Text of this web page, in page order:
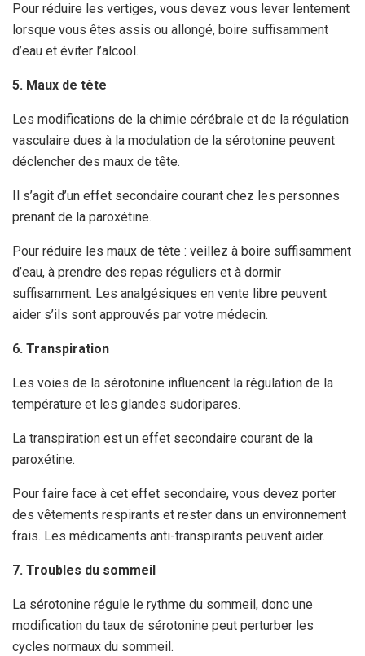
Pour réduire les vertiges, vous devez vous lever lentement
lorsque vous êtes assis ou allongé, boire suffisamment
d’eau et éviter l’alcool.
5. Maux de tête
Les modifications de la chimie cérébrale et de la régulation
vasculaire dues à la modulation de la sérotonine peuvent
déclencher des maux de tête.
Il s’agit d’un effet secondaire courant chez les personnes
prenant de la paroxétine.
Pour réduire les maux de tête : veillez à boire suffisamment
d’eau, à prendre des repas réguliers et à dormir
suffisamment. Les analgésiques en vente libre peuvent
aider s’ils sont approuvés par votre médecin.
6. Transpiration
Les voies de la sérotonine influencent la régulation de la
température et les glandes sudoripares.
La transpiration est un effet secondaire courant de la
paroxétine.
Pour faire face à cet effet secondaire, vous devez porter
des vêtements respirants et rester dans un environnement
frais. Les médicaments anti-transpirants peuvent aider.
7. Troubles du sommeil
La sérotonine régule le rythme du sommeil, donc une
modification du taux de sérotonine peut perturber les
cycles normaux du sommeil.